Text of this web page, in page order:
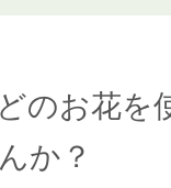
のお花を
か？